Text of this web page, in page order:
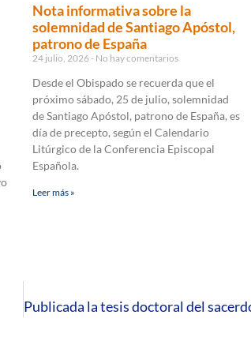
Nota informativa sobre la
solemnidad de Santiago Apóstol,
patrono de España
24 julio, 2026 No hay comentarios
Desde el Obispado se recuerda que el
próximo sábado, 25 de julio, solemnidad
de Santiago Apóstol, patrono de España, es
día de precepto, según el Calendario
Litúrgico de la Conferencia Episcopal
Española.
Leer más »